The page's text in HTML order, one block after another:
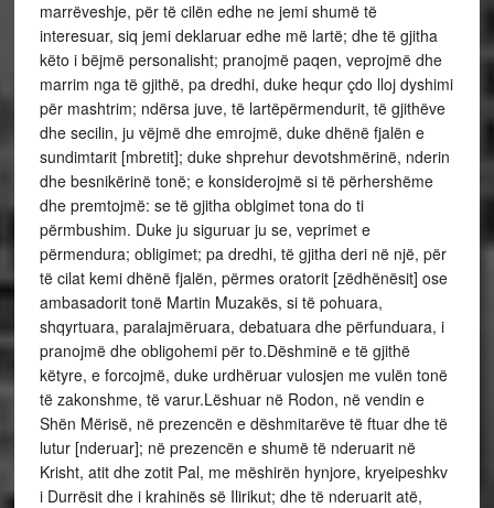
marrëveshje, për të cilën edhe ne jemi shumë të
interesuar, siq jemi deklaruar edhe më lartë; dhe të gjitha
këto i bëjmë personalisht; pranojmë paqen, veprojmë dhe
marrim nga të gjithë, pa dredhi, duke hequr çdo lloj dyshimi
për mashtrim; ndërsa juve, të lartëpërmendurit, të gjithëve
dhe secilin, ju vëjmë dhe emrojmë, duke dhënë fjalën e
sundimtarit [mbretit]; duke shprehur devotshmërinë, nderin
dhe besnikërinë tonë; e konsiderojmë si të përhershëme
dhe premtojmë: se të gjitha oblgimet tona do ti
përmbushim. Duke ju siguruar ju se, veprimet e
përmendura; obligimet; pa dredhi, të gjitha deri në një, për
të cilat kemi dhënë fjalën, përmes oratorit [zëdhënësit] ose
ambasadorit tonë Martin Muzakës, si të pohuara,
shqyrtuara, paralajmëruara, debatuara dhe përfunduara, i
pranojmë dhe obligohemi për to.Dëshminë e të gjithë
këtyre, e forcojmë, duke urdhëruar vulosjen me vulën tonë
të zakonshme, të varur.Lëshuar në Rodon, në vendin e
Shën Mërisë, në prezencën e dëshmitarëve të ftuar dhe të
lutur [nderuar]; në prezencën e shumë të nderuarit në
Krisht, atit dhe zotit Pal, me mëshirën hynjore, kryeipeshkv
i Durrësit dhe i krahinës së Ilirikut; dhe të nderuarit atë,